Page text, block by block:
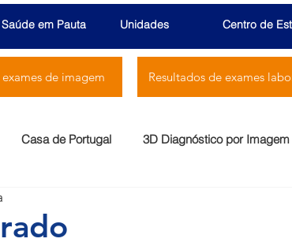
em Pauta Unidades Centro de
de imagem Resultados de exames
Casa de Portugal 3D Diagnóstico por Imagem